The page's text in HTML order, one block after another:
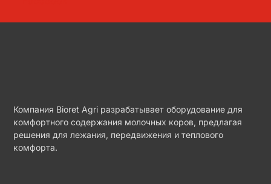
Компания Bioret Agri разрабатывает оборудование для
комфортного содержания молочных коров, предлагая
решения для лежания, передвижения и теплового
комфорта.